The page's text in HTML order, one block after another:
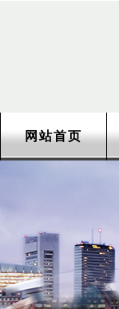
网站首页